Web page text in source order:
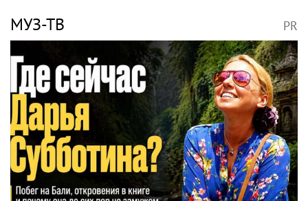
МУЗ-ТВ PR